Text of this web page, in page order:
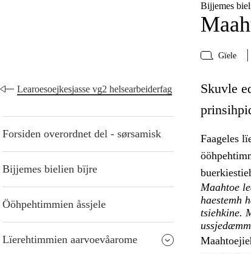
Bijjemes
Gïele
Learoesoejkesjasse vg2 helsearbeiderfag
Forsiden overordnet del - sørsamisk
Bijjemes bielien bïjre
Ööhpehtimmien åssjele
Lïerehtimmien aarvoevåarome
Skuvle
Faageles
Maahtoe
haestemh
tsiehkine.